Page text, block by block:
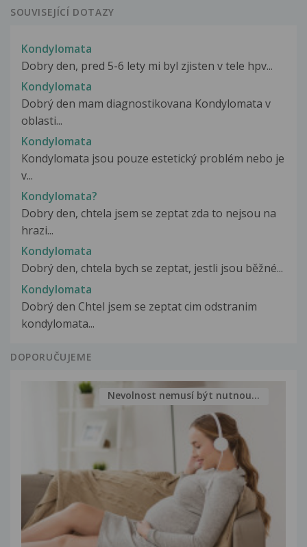
SOUVISEJÍCÍ DOTAZY
Kondylomata
Dobry den, pred 5-6 lety mi byl zjisten v tele hpv...
Kondylomata
Dobrý den mam diagnostikovana Kondylomata v
oblasti...
Kondylomata
Kondylomata jsou pouze estetický problém nebo je
v...
Kondylomata?
Dobry den, chtela jsem se zeptat zda to nejsou na
hrazi...
Kondylomata
Dobrý den, chtela bych se zeptat, jestli jsou běžné...
Kondylomata
Dobrý den Chtel jsem se zeptat cim odstranim
kondylomata...
DOPORUČUJEME
Nevolnost nemusí být nutnou...